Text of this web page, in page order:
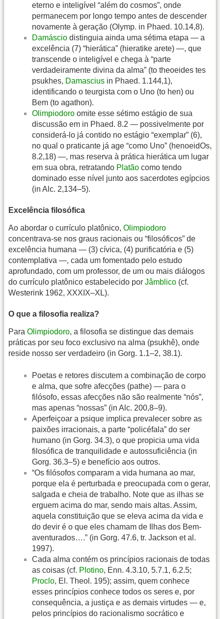
eterno e inteligível “além do cosmos”, onde
permanecem por longo tempo antes de descender
novamente à geração (Olymp. in Phaed. 10.14,8).
Damáscio distinguia ainda uma sétima etapa — a
excelência (7) “hierática” (hieratike arete) —, que
transcende o inteligível e chega à “parte
verdadeiramente divina da alma” (to theoeides tes
psukhes, Damascius in Phaed. 1.144,1),
identificando o teurgista com o Uno (to hen) ou
Bem (to agathon).
Olimpiodoro omite esse sétimo estágio de sua
discussão em in Phaed. 8.2 — possivelmente por
considerá-lo já contido no estágio “exemplar” (6),
no qual o praticante já age “como Uno” (henoeidOs,
8.2,18) —, mas reserva à prática hierática um lugar
em sua obra, retratando Platão como tendo
dominado esse nível junto aos sacerdotes egípcios
(in Alc. 2,134–5).
Excelência filosófica
Ao abordar o currículo platônico, Olimpiodoro
concentrava-se nos graus racionais ou “filosóficos” de
excelência humana — (3) cívica, (4) purificatória e (5)
contemplativa —, cada um fomentado pelo estudo
aprofundado, com um professor, de um ou mais diálogos
do currículo platônico estabelecido por Jâmblico (cf.
Westerink 1962, XXXIX–XL).
O que a filosofia realiza?
Para Olimpiodoro, a filosofia se distingue das demais
práticas por seu foco exclusivo na alma (psukhê), onde
reside nosso ser verdadeiro (in Gorg. 1.1–2, 38.1).
Poetas e retores discutem a combinação de corpo
e alma, que sofre afecções (pathe) — para o
filósofo, essas afecções não são realmente “nós”,
mas apenas “nossas” (in Alc. 200,8–9).
Aperfeiçoar a psique implica prevalecer sobre as
paixões irracionais, a parte “policéfala” do ser
humano (in Gorg. 34.3), o que propicia uma vida
filosófica de tranquilidade e autossuficiência (in
Gorg. 36.3–5) e benefício aos outros.
“Os filósofos comparam a vida humana ao mar,
porque ela é perturbada e preocupada com o gerar,
salgada e cheia de trabalho. Note que as ilhas se
erguem acima do mar, sendo mais altas. Assim,
aquela constituição que se eleva acima da vida e
do devir é o que eles chamam de Ilhas dos Bem-
aventurados….” (in Gorg. 47.6, tr. Jackson et al.
1997).
Cada alma contém os princípios racionais de todas
as coisas (cf. Plotino, Enn. 4.3.10, 5.7.1, 6.2.5;
Proclo, El. Theol. 195); assim, quem conhece
esses princípios conhece todos os seres e, por
consequência, a justiça e as demais virtudes — e,
pelos princípios do racionalismo socrático e